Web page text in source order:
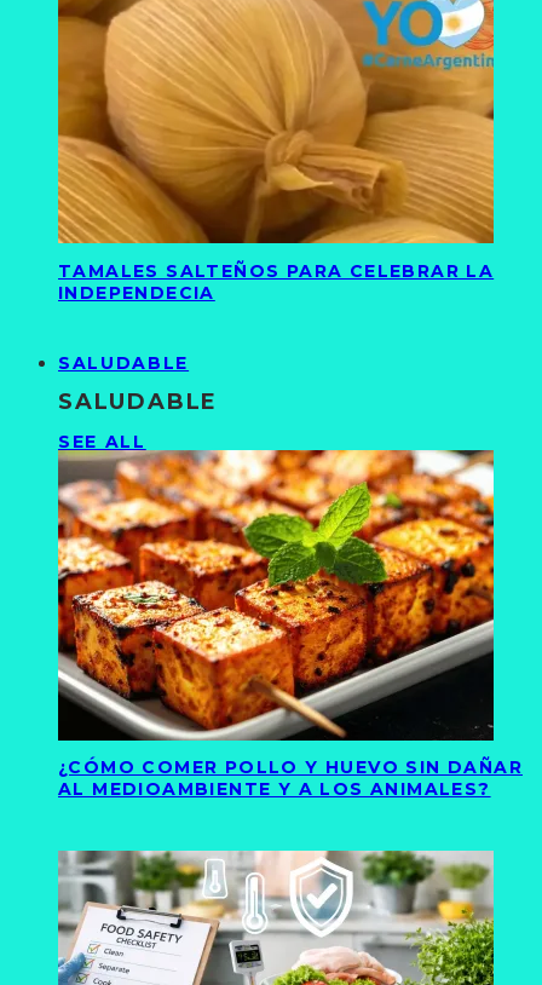
TAMALES SALTEÑOS PARA CELEBRAR LA
INDEPENDECIA
SALUDABLE
SALUDABLE
SEE ALL
¿CÓMO COMER POLLO Y HUEVO SIN DAÑAR
AL MEDIOAMBIENTE Y A LOS ANIMALES?